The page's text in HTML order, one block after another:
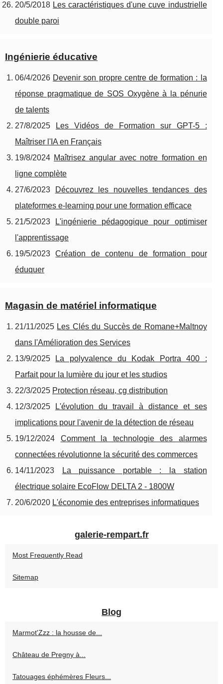
20/5/2018 Les caractéristiques d'une cuve industrielle
double paroi
Ingénierie éducative
06/4/2026 Devenir son propre centre de formation : la
réponse pragmatique de SOS Oxygène à la pénurie
de talents
27/8/2025
Les Vidéos de Formation sur GPT-5 :
Maîtriser l'IA en Français
19/8/2024 Maîtrisez angular avec notre formation en
ligne complète
27/6/2023
Découvrez les nouvelles tendances des
plateformes e-learning pour une formation efficace
21/5/2023
L'ingénierie pédagogique pour optimiser
l'apprentissage
19/5/2023Création de contenu de formation pour
éduquer
Magasin de matériel informatique
21/11/2025 Les Clés du Succès de Romane+Maltnoy
dans l'Amélioration des Services
13/9/2025
La polyvalence du Kodak Portra 400 :
Parfait pour la lumière du jour et les studios
22/3/2025 Protection réseau, cg distribution
12/3/2025
L'évolution du travail à distance et ses
implications pour l'avenir de la détection de réseau
19/12/2024 Comment la technologie des alarmes
connectées révolutionne la sécurité des commerces
14/11/2023
La puissance portable : la station
électrique solaire EcoFlow DELTA 2 - 1800W
20/6/2020 L'économie des entreprises informatiques
galerie-rempart.fr
Most Frequently Read
Sitemap
Blog
Marmot'Zzz : la housse de...
Château de Pregny à...
Tatouages éphémères Fleurs...